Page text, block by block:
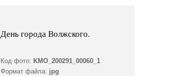
День города Волжского.
Код фото: KMO_200291_00060_1
Формат файла: jpg